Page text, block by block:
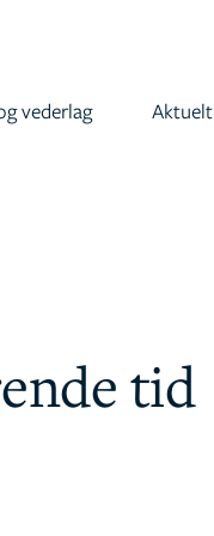
vederlag Aktuelt
tid